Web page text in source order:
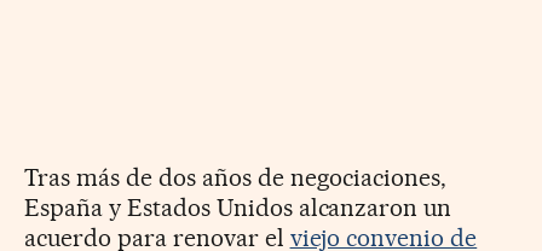
Tras más de dos años de negociaciones,
España y Estados Unidos alcanzaron un
acuerdo para renovar el viejo convenio de